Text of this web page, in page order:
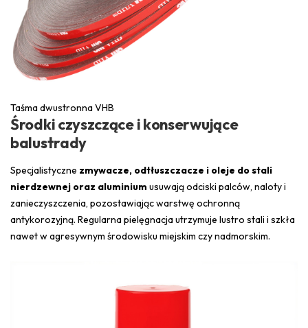
Taśma dwustronna VHB
Środki czyszczące i konserwujące
balustrady
Specjalistyczne zmywacze, odtłuszczacze i oleje do stali
nierdzewnej oraz aluminium usuwają odciski palców, naloty i
zanieczyszczenia, pozostawiając warstwę ochronną
antykorozyjną. Regularna pielęgnacja utrzymuje lustro stali i szkła
nawet w agresywnym środowisku miejskim czy nadmorskim.